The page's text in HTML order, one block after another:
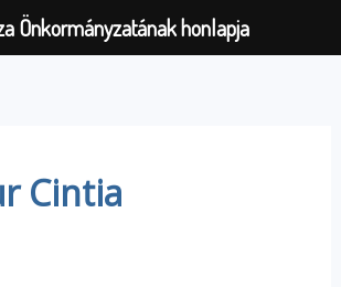
Cintia
Önkormányzatának honlapja